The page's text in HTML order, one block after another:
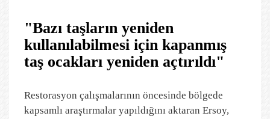
"Bazı taşların yeniden
kullanılabilmesi için kapanmış
taş ocakları yeniden açtırıldı"
Restorasyon çalışmalarının öncesinde bölgede
kapsamlı araştırmalar yapıldığını aktaran Ersoy,